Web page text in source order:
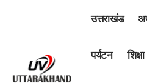
उत्तराखंड
पर्यटन शिक्षा